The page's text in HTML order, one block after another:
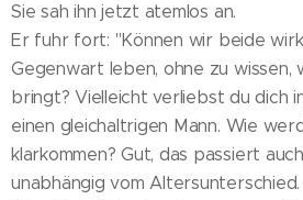
Sie sah ihn jetzt atemlos an.
Er fuhr fort: "Können wir beide
Gegenwart leben, ohne zu wissen,
bringt? Vielleicht verliebst du dich
einen gleichaltrigen Mann. Wie
klarkommen? Gut, das passiert
unabhängig vom